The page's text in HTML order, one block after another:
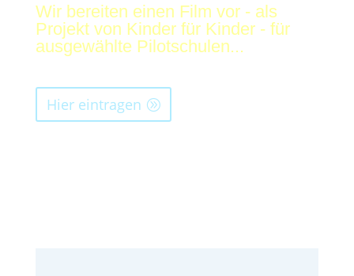
Wir bereiten einen Film vor - als
Projekt von Kinder für Kinder - für
ausgewählte Pilotschulen...
Hier eintragen